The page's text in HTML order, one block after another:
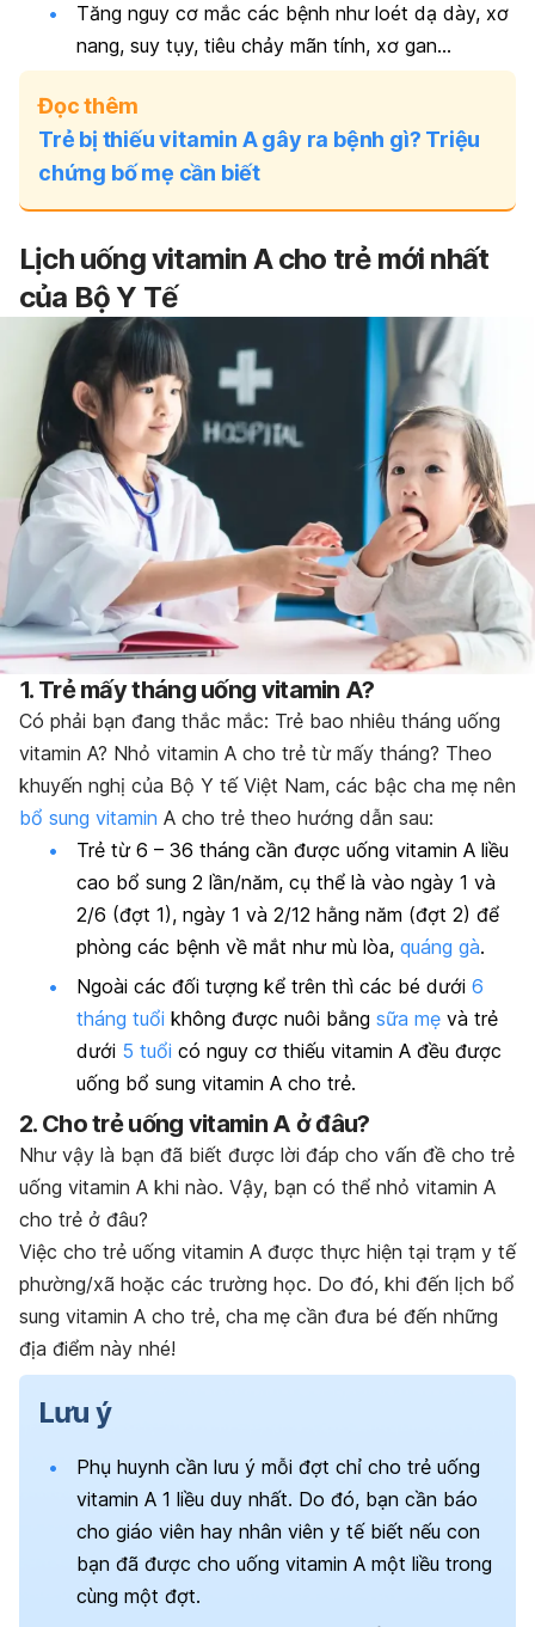
Tăng nguy cơ mắc các bệnh như loét dạ dày, xơ
nang, suy tụy, tiêu chảy mãn tính, xơ gan…
Đọc thêm
Trẻ bị thiếu vitamin A gây ra bệnh gì? Triệu
chứng bố mẹ cần biết
Lịch uống vitamin A cho trẻ mới nhất
của Bộ Y Tế
1. Trẻ mấy tháng uống vitamin A?
Có phải bạn đang thắc mắc: Trẻ bao nhiêu tháng uống
vitamin A? Nhỏ vitamin A cho trẻ từ mấy tháng? Theo
khuyến nghị của Bộ Y tế Việt Nam, các bậc cha mẹ nên
bổ sung vitamin A cho trẻ theo hướng dẫn sau:
Trẻ từ 6 – 36 tháng cần được uống vitamin A liều
cao bổ sung 2 lần/năm, cụ thể là vào ngày 1 và
2/6 (đợt 1), ngày 1 và 2/12 hằng năm (đợt 2) để
phòng các bệnh về mắt như mù lòa, quáng gà.
Ngoài các đối tượng kể trên thì các bé dưới 6
tháng tuổi không được nuôi bằng sữa mẹ và trẻ
dưới 5 tuổi có nguy cơ thiếu vitamin A đều được
uống bổ sung vitamin A cho trẻ.
2. Cho trẻ uống vitamin A ở đâu?
Như vậy là bạn đã biết được lời đáp cho vấn đề cho trẻ
uống vitamin A khi nào. Vậy, bạn có thể nhỏ vitamin A
cho trẻ ở đâu?
Việc cho trẻ uống vitamin A được thực hiện tại trạm y tế
phường/xã hoặc các trường học. Do đó, khi đến lịch bổ
sung vitamin A cho trẻ, cha mẹ cần đưa bé đến những
địa điểm này nhé!
Lưu ý
Phụ huynh cần lưu ý mỗi đợt chỉ cho trẻ uống
vitamin A 1 liều duy nhất. Do đó, bạn cần báo
cho giáo viên hay nhân viên y tế biết nếu con
bạn đã được cho uống vitamin A một liều trong
cùng một đợt.